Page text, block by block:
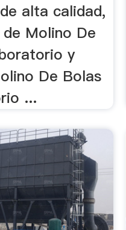
alta calidad,
Molino De
y
De Bolas
...